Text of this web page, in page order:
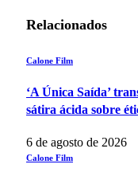
Relacionados
Calone Film
‘A Única Saída’
sátira ácida sobre
6 de agosto de 2026
Calone Film